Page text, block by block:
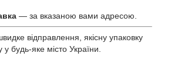
— за вказаною вами адресою.
відправлення, якісну упаковку
у будь-яке місто України.